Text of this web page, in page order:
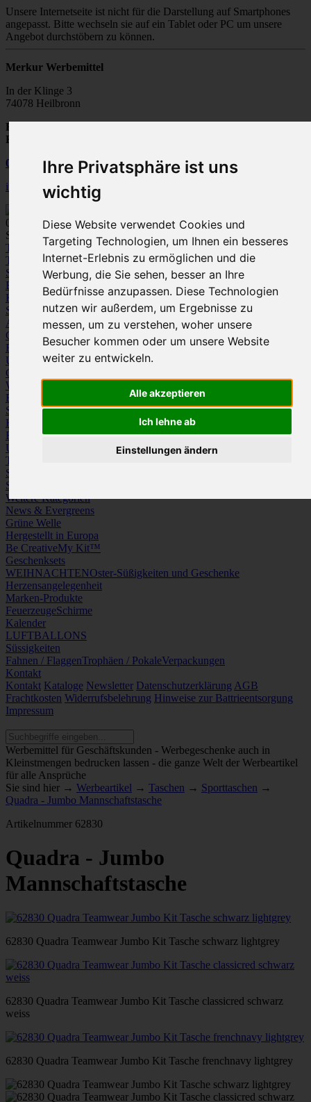
Ihre Privatsphäre ist uns
wichtig
Diese Website verwendet Cookies und
Targeting Technologien, um Ihnen ein besseres
Internet-Erlebnis zu ermöglichen und die
Werbung, die Sie sehen, besser an Ihre
Bedürfnisse anzupassen. Diese Technologien
nutzen wir außerdem, um Ergebnisse zu
messen, um zu verstehen, woher unsere
Besucher kommen oder um unsere Website
weiter zu entwickeln.
Alle akzeptieren
Ich lehne ab
Einstellungen ändern
Unsere Internetseite ist nicht für die Darstellung auf Smartphones
angepasst. Bitte wechseln sie auf ein Tablet oder PC um unsere
Angebot durchstöbern zu können.
Merkur Werbemittel
In der Klinge 3
74078 Heilbronn
Fax:
E-Mail:
07131
28 50 20
info@merkur-werbemittel.de
0
Spezialist für Werbeartikel und Textile Werbung
Textilien
T-Shirts
Polo-ShirtsSweatshirts /
SweatjackenFleece Bodywarmer/WestenJackenHemden und
Blusen
Pullover / Strickjacken
Kleinkinder-Bekleidung
Sportbekleidung
ArbeitskleidungKrawatten und Tücher
Caps
Mützen und Schals
FrottierwareKissen & Tischwäsche
UnderwearStrümpfe / Socken
Gürtel
Werbeartikel
Büro
Schlüsselanhänger & ChiphalterLanyards, Armbänder & Pins
Haushalt
Tassen, Gläser, Kannen, BecherWerkzeuge & Messer
Freizeit, Reisen, OutdoorStrand & CampingWellness
Uhren
Taschen
Schlüsseletuis & Brieftaschen
Spiele
Weitere Kategorien
News & Evergreens
Grüne Welle
Hergestellt in Europa
Be CreativeMy Kit™
Geschenksets
WEIHNACHTENOster-Süßigkeiten und Geschenke
Herzensangelegenheit
Marken-Produkte
FeuerzeugeSchirme
Kalender
LUFTBALLONS
Süssigkeiten
Fahnen / FlaggenTrophäen / PokaleVerpackungen
Kontakt
Kontakt Kataloge Newsletter Datenschutzerklärung AGB
Frachtkosten Widerrufsbelehrung Hinweise zur Battrieentsorgung
Impressum
Werbemittel für Geschäftskunden - Werbegeschenke auch in
Kleinstmengen bedrucken lassen - die ganze Welt der Werbeartikel
für alle Ansprüche
Sie sind hier → Werbeartikel → Taschen → Sporttaschen →
Quadra - Jumbo Mannschaftstasche
Artikelnummer 62830
Quadra - Jumbo
Mannschaftstasche
62830 Quadra Teamwear Jumbo Kit Tasche schwarz lightgrey
62830 Quadra Teamwear Jumbo Kit Tasche classicred schwarz
weiss
62830 Quadra Teamwear Jumbo Kit Tasche frenchnavy lightgrey